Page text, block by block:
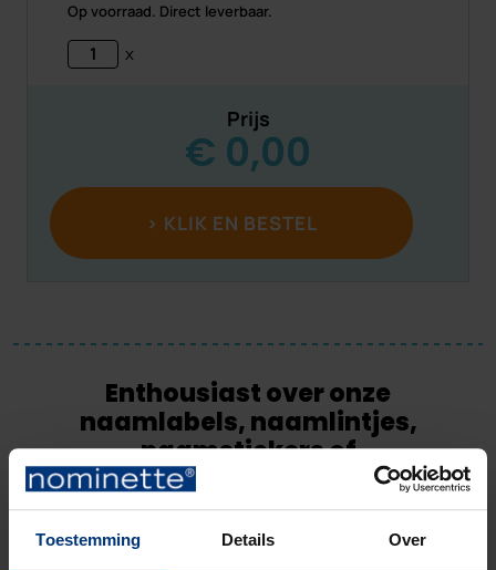
Toestemming Details Over
Op voorraad. Direct leverbaar.
x
Prijs
€ 0,00
Enthousiast over onze
naamlabels, naamlintjes,
naamstickers of
kledinglabels?
Vertel het je vrienden: